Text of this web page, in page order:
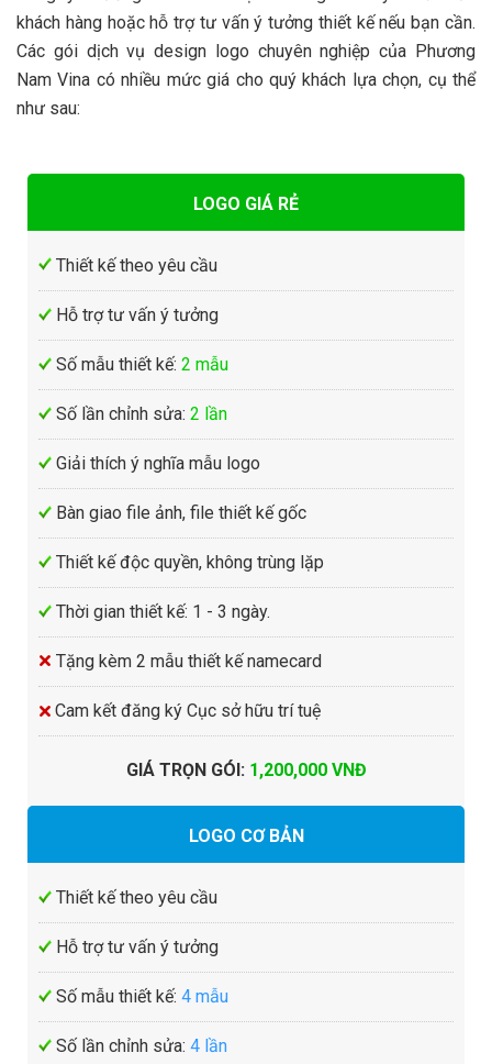
khách hàng hoặc hỗ trợ tư vấn ý tưởng thiết kế nếu bạn cần.
Các gói dịch vụ design logo chuyên nghiệp của Phương
Nam Vina có nhiều mức giá cho quý khách lựa chọn, cụ thể
như sau:
LOGO GIÁ RẺ
Thiết kế theo yêu cầu
Hỗ trợ tư vấn ý tưởng
Số mẫu thiết kế: 2 mẫu
Số lần chỉnh sửa: 2 lần
Giải thích ý nghĩa mẫu logo
Bàn giao file ảnh, file thiết kế gốc
Thiết kế độc quyền, không trùng lặp
Thời gian thiết kế: 1 - 3 ngày.
Tặng kèm 2 mẫu thiết kế namecard
Cam kết đăng ký Cục sở hữu trí tuệ
GIÁ TRỌN GÓI: 1,200,000 VNĐ
LOGO CƠ BẢN
Thiết kế theo yêu cầu
Hỗ trợ tư vấn ý tưởng
Số mẫu thiết kế: 4 mẫu
Số lần chỉnh sửa: 4 lần